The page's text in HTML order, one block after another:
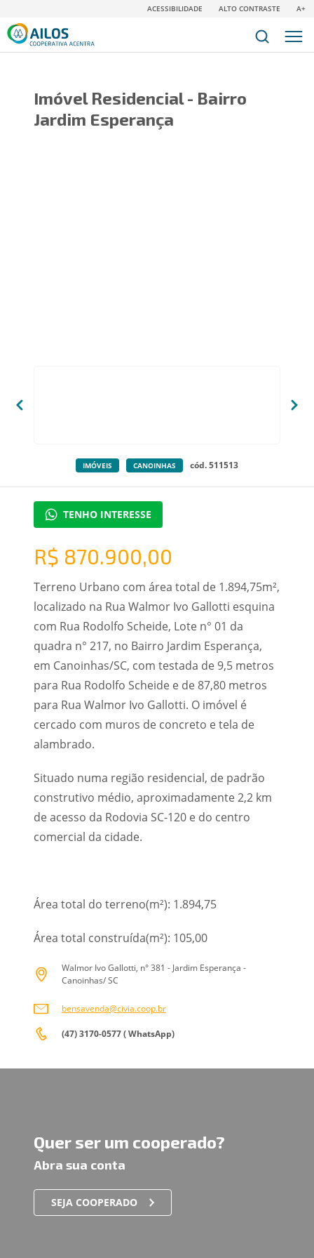
ACESSIBILIDADE ALTO CONTRASTE A+
Imóvel Residencial - Bairro
Jardim Esperança
IMÓVEIS CANOINHAS cód. 511513
TENHO INTERESSE
R$ 870.900,00
Terreno Urbano com área total de 1.894,75m²,
localizado na Rua Walmor Ivo Gallotti esquina
com Rua Rodolfo Scheide, Lote n° 01 da
quadra n° 217, no Bairro Jardim Esperança,
em Canoinhas/SC, com testada de 9,5 metros
para Rua Rodolfo Scheide e de 87,80 metros
para Rua Walmor Ivo Gallotti. O imóvel é
cercado com muros de concreto e tela de
alambrado.
Situado numa região residencial, de padrão
construtivo médio, aproximadamente 2,2 km
de acesso da Rodovia SC-120 e do centro
comercial da cidade.
Área total do terreno(m²): 1.894,75
Área total construída(m²): 105,00
Walmor Ivo Gallotti, n° 381 - Jardim Esperança -
Canoinhas/ SC
bensavenda@civia.coop.br
(47) 3170-0577 ( WhatsApp)
Quer ser um cooperado?
Abra sua conta
SEJA COOPERADO